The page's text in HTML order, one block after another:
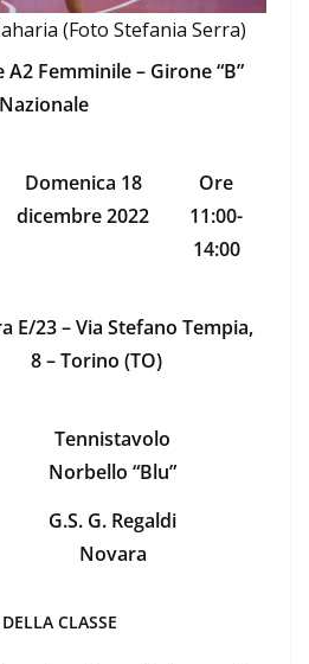
(Foto Stefania Serra)
Femminile – Girone “B”
Nazionale
Domenica 18
dicembre 2022
Ore
11:00-
14:00
E/23 – Via Stefano Tempia,
8 – Torino (TO)
Tennistavolo
Norbello “Blu”
G.S. G. Regaldi
Novara
CLASSE